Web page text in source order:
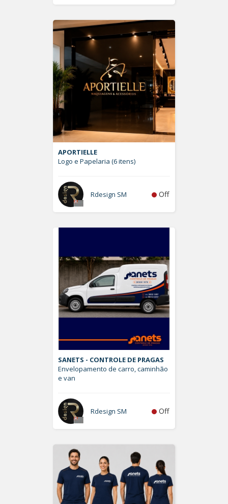
APORTIELLE
Logo e Papelaria (6 itens)
Rdesign SM Off
SANETS - CONTROLE DE PRAGAS
Envelopamento de carro, caminhão
e van
Rdesign SM Off